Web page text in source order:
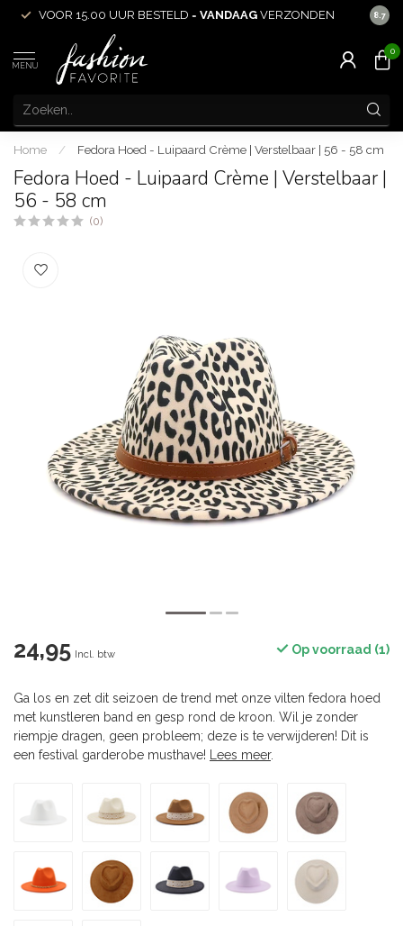
VOOR 15.00 UUR BESTELD = VANDAAG VERZONDEN 8.7
MENU
0
Home / Fedora Hoed - Luipaard Crème | Verstelbaar | 56 - 58 cm
Fedora Hoed - Luipaard Crème | Verstelbaar |
56 - 58 cm
(0)
24,95 Incl. btw Op voorraad (1)
Ga los en zet dit seizoen de trend met onze vilten fedora hoed
met kunstleren band en gesp rond de kroon. Wil je zonder
riempje dragen, geen probleem; deze is te verwijderen! Dit is
een festival garderobe musthave!
Lees meer.